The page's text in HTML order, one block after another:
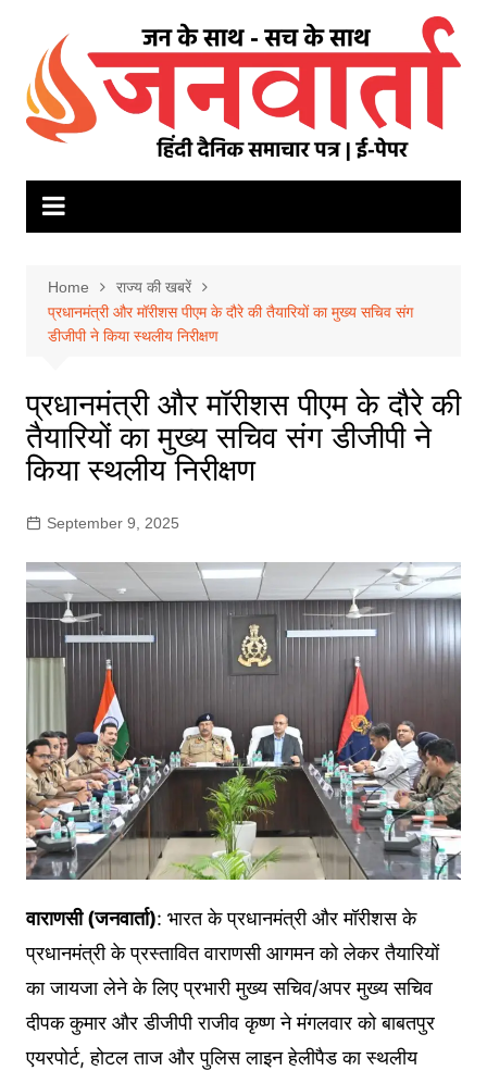
content
Home
राज्य की खबरें
प्रधानमंत्री और मॉरीशस पीएम के दौरे की तैयारियों का मुख्य सचिव संग
डीजीपी ने किया स्थलीय निरीक्षण
प्रधानमंत्री और मॉरीशस पीएम के दौरे की
तैयारियों का मुख्य सचिव संग डीजीपी ने
किया स्थलीय निरीक्षण
September 9, 2025
वाराणसी (जनवार्ता): भारत के प्रधानमंत्री और मॉरीशस के
प्रधानमंत्री के प्रस्तावित वाराणसी आगमन को लेकर तैयारियों
का जायजा लेने के लिए प्रभारी मुख्य सचिव/अपर मुख्य सचिव
दीपक कुमार और डीजीपी राजीव कृष्ण ने मंगलवार को बाबतपुर
एयरपोर्ट, होटल ताज और पुलिस लाइन हेलीपैड का स्थलीय